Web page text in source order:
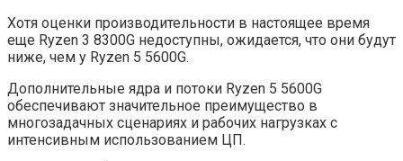
Хотя оценки производительности в настоящее время
еще Ryzen 3 8300G недоступны, ожидается, что они будут
ниже, чем у Ryzen 5 5600G.
Дополнительные ядра и потоки Ryzen 5 5600G
обеспечивают значительное преимущество в
многозадачных сценариях и рабочих нагрузках с
интенсивным использованием ЦП.